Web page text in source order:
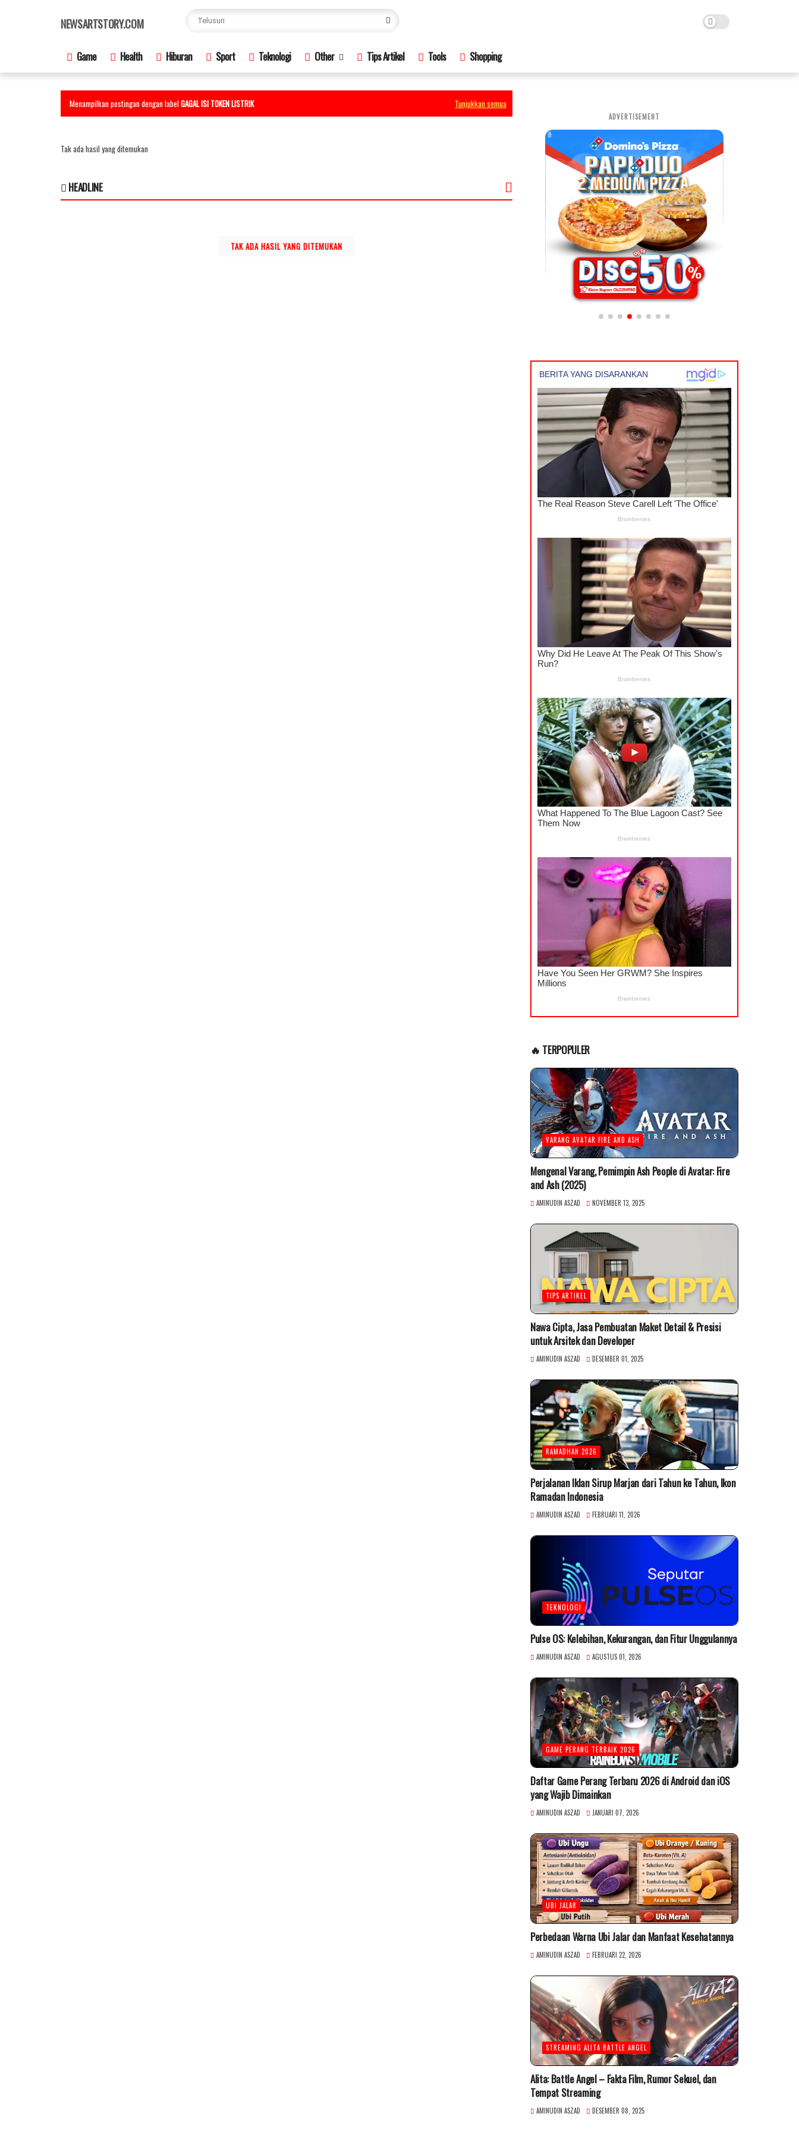
NEWSARTSTORY.COM
Game Health Hiburan Sport Teknologi Other Tips Artikel Tools Shopping
Menampilkan postingan dengan labelGAGAL ISI TOKEN LISTRIK Tunjukkan semua
Tak ada hasil yang ditemukan
HEADLINE
TAK ADA HASIL YANG DITEMUKAN
ADVERTISEMENT
🔥 TERPOPULER
VARANG AVATAR FIRE AND ASH
Mengenal Varang, Pemimpin Ash People di Avatar: Fire
and Ash (2025)
AMINUDIN ASZAD NOVEMBER 13, 2025
TIPS ARTIKEL
Nawa Cipta, Jasa Pembuatan Maket Detail & Presisi
untuk Arsitek dan Developer
AMINUDIN ASZAD DESEMBER 01, 2025
RAMADHAN 2026
Perjalanan Iklan Sirup Marjan dari Tahun ke Tahun, Ikon
Ramadan Indonesia
AMINUDIN ASZAD FEBRUARI 11, 2026
TEKNOLOGI
Pulse OS: Kelebihan, Kekurangan, dan Fitur Unggulannya
AMINUDIN ASZAD AGUSTUS 01, 2026
GAME PERANG TERBAIK 2026
Daftar Game Perang Terbaru 2026 di Android dan iOS
yang Wajib Dimainkan
AMINUDIN ASZAD JANUARI 07, 2026
UBI JALAR
Perbedaan Warna Ubi Jalar dan Manfaat Kesehatannya
AMINUDIN ASZAD FEBRUARI 22, 2026
STREAMING ALITA BATTLE ANGEL
Alita: Battle Angel – Fakta Film, Rumor Sekuel, dan
Tempat Streaming
AMINUDIN ASZAD DESEMBER 08, 2025